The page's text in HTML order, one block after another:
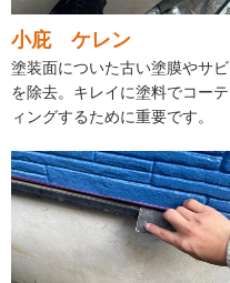
小庇 ケレン
塗装面についた古い塗膜やサビ
を除去。キレイに塗料でコーテ
ィングするために重要です。